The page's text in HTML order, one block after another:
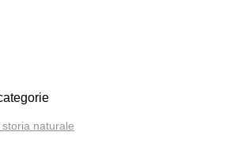
naturale